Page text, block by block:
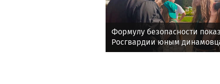
Формулу безопасности
Росгвардии юным
области